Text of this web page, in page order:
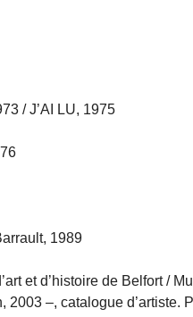
/ J’AI LU, 1975
1989
et d’histoire de Belfort /
2003 –, catalogue d’artiste.